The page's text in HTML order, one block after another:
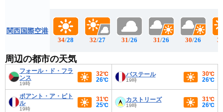
関西国際空港
34/28 32/27 31/26 31/26 30/26
周辺の都市の天気
フォール・ド・フラ
ンス
19時
32℃
26℃
バステール
19時
30℃
26℃
ポアント・ア・ピト
ル
19時
31℃
25℃
カストリーズ
19時
31℃
26℃